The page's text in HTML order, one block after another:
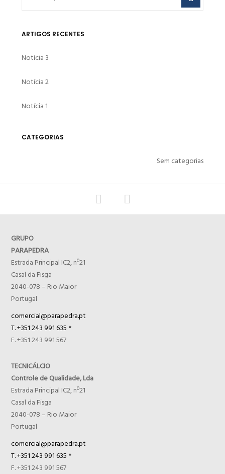
ARTIGOS RECENTES
Notícia 3
Notícia 2
Notícia 1
CATEGORIAS
Sem categorias
GRUPO
PARAPEDRA
Estrada Principal IC2, nº21
Casal da Fisga
2040-078 – Rio Maior
Portugal
comercial@parapedra.pt
T. +351 243 991 635 *
F. +351 243 991 567
TECNICÁLCIO
Controle de Qualidade, Lda
Estrada Principal IC2, nº21
Casal da Fisga
2040-078 – Rio Maior
Portugal
comercial@parapedra.pt
T. +351 243 991 635 *
F. +351 243 991 567